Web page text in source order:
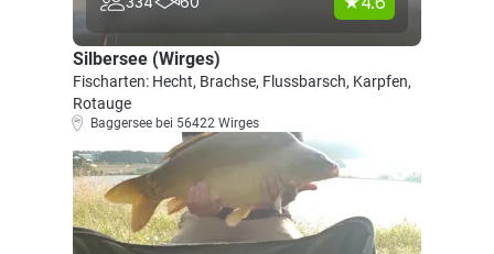
Silbersee (Wirges)
Fischarten: Hecht, Brachse, Flussbarsch, Karpfen,
Rotauge
Baggersee bei 56422 Wirges